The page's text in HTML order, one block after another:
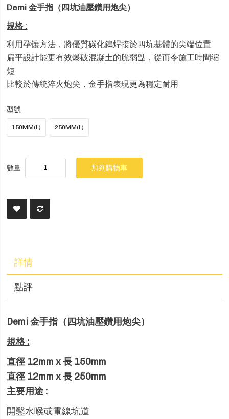
Demi 金手指（四坑油壓鑽用炮尖）
規格 :
利用孕镶方法，將優質碳化鎢焊接於四坑基體的尖端位置
扁平設計能更有效爆破混凝土的脆弱點，從而令施工時間缩
短
比較於傳統淬火炮尖，金手指表現更為穩定耐用
型號
150MM(L) 250MM(L)
數量 加到購物車
詳情
點評
Demi 金手指（四坑油壓鑽用炮尖）
規格 :
直徑 12mm x 長 150mm
直徑 12mm x長 250mm
主要用途 :
開鑿水喉或電線坑道